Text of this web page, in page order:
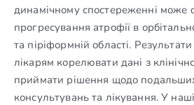
динамічному спостереженні може
прогресування атрофії в
та піріформній області.
лікарям корелювати дані з
приймати рішення щодо подальших
консультувань та лікування. У